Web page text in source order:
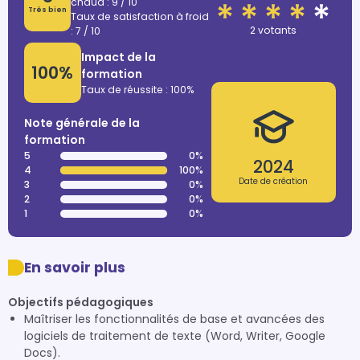
Très bien
Taux de satisfaction à froid
: 7 / 10
100%
Impact de la
formation
Taux de réussite : 100%
Note générale de la
formation
5
0%
4
100%
3
0%
2
0%
1
0%
2 votants
2024
Date de création
En savoir plus
Objectifs pédagogiques
Maîtriser les fonctionnalités de base et avancées des
logiciels de traitement de texte (Word, Writer, Google
Docs).